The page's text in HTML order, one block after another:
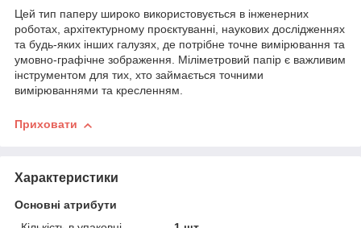
Цей тип паперу широко використовується в інженерних
роботах, архітектурному проєктуванні, наукових дослідженнях
та будь-яких інших галузях, де потрібне точне вимірювання та
умовно-графічне зображення. Міліметровий папір є важливим
інструментом для тих, хто займається точними
вимірюваннями та кресленням.
Приховати
Характеристики
Основні атрибути